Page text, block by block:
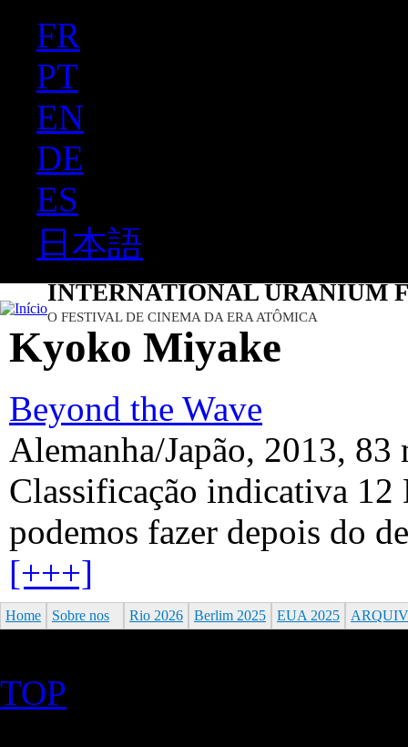
FR
PT
EN
DE
ES
日本語
INTERNATIONAL URANIUM
O FESTIVAL DE CINEMA DA ERA ATÔMICA
Kyoko Miyake
Beyond the Wave
Alemanha/Japão, 2013, 83
Classificação indicativa 12
podemos fazer depois do
[+++]
Home Sobre nos Rio 2026 Berlim 2025 EUA 2025
TOP